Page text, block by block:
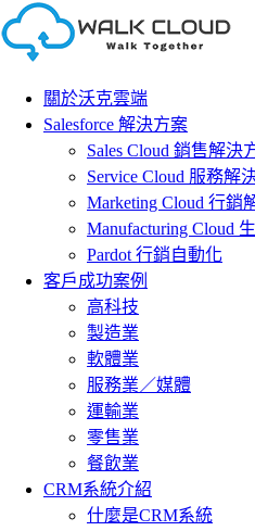
Skip
to
content
關於沃克雲端
Salesforce 解決方案
Sales Cloud 銷售解決
Service Cloud 服務解
Marketing Cloud 行銷
Manufacturing Cloud
Pardot 行銷自動化
客戶成功案例
高科技
製造業
軟體業
服務業／媒體
運輸業
零售業
餐飲業
CRM系統介紹
什麼是CRM系統